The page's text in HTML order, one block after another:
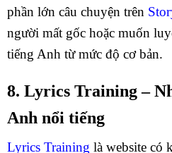
phần lớn câu chuyện trên
người mất gốc hoặc muốn
tiếng Anh từ mức độ cơ bản.
8. Lyrics Training –
Anh nổi tiếng
Lyrics Training là website có